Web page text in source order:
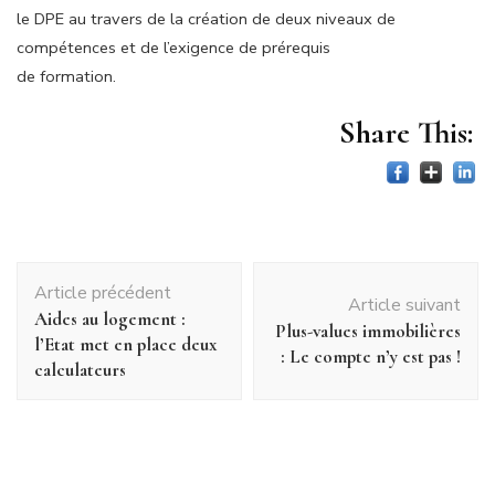
le DPE au travers de la création de deux niveaux de
compétences et de l’exigence de prérequis
de formation.
Share This:
d'article
Article précédent
Aides au logement :
l’Etat met en place deux
calculateurs
Article suivant
Plus-values immobilières
: Le compte n’y est pas !